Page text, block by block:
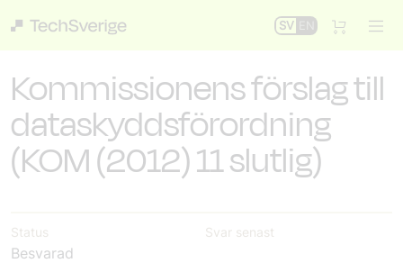
SV
Kommissionens förslag till
dataskyddsförordning
(KOM (2012) 11 slutlig)
Status
Besvarad
Svar senast